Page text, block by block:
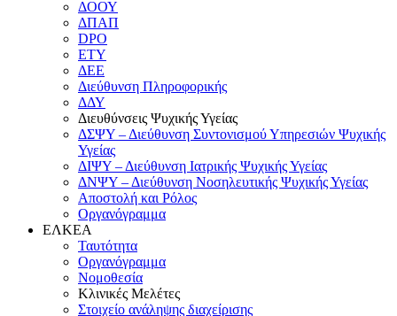
ΔΟΟΥ
ΔΠΑΠ
DPO
ΕΤΥ
ΔΕΕ
Διεύθυνση Πληροφορικής
ΔΔΥ
Διευθύνσεις Ψυχικής Υγείας
ΔΣΨΥ – Διεύθυνση Συντονισμού Υπηρεσιών Ψυχικής
Υγείας
ΔΙΨΥ – Διεύθυνση Ιατρικής Ψυχικής Υγείας
ΔΝΨΥ – Διεύθυνση Νοσηλευτικής Ψυχικής Υγείας
Αποστολή και Ρόλος
Οργανόγραμμα
ΕΛΚΕΑ
Ταυτότητα
Οργανόγραμμα
Νομοθεσία
Κλινικές Μελέτες
Στοιχείο ανάληψης διαχείρισης